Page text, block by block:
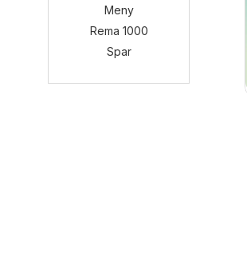
Meny
Rema 1000
Spar